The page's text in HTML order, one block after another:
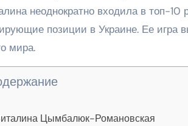
неоднократно входила в топ-
позиции в Украине. Ее игра
мира.
Цымбалюк-Романовская